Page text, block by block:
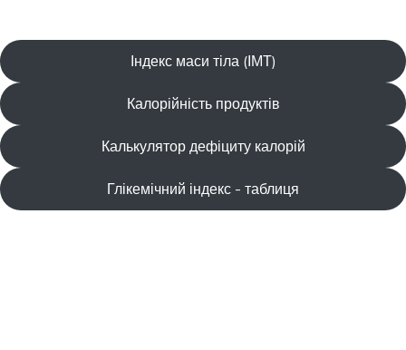
Індекс маси тіла (ІМТ)
Калорійність продуктів
Калькулятор дефіциту калорій
Глікемічний індекс - таблиця